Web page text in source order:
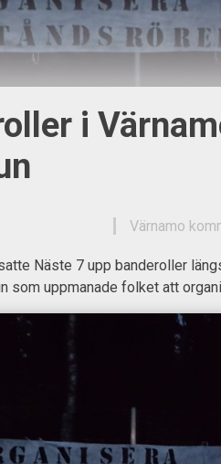
i
Värnamo
Näste 7 upp banderoller
som uppmanade folket att